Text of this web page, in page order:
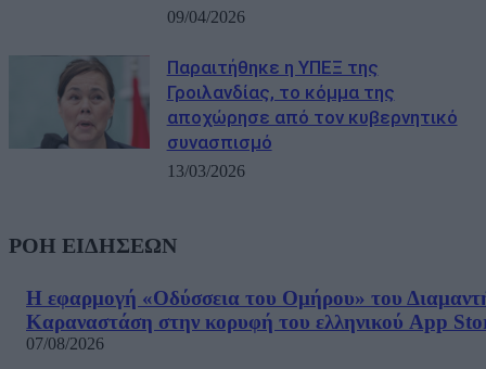
09/04/2026
Παραιτήθηκε η ΥΠΕΞ της
Γροιλανδίας, το κόμμα της
αποχώρησε από τον κυβερνητικό
συνασπισμό
13/03/2026
ΡΟΗ ΕΙΔΗΣΕΩΝ
Η εφαρμογή «Οδύσσεια του Ομήρου» του
Καραναστάση στην κορυφή του ελληνικού App
07/08/2026